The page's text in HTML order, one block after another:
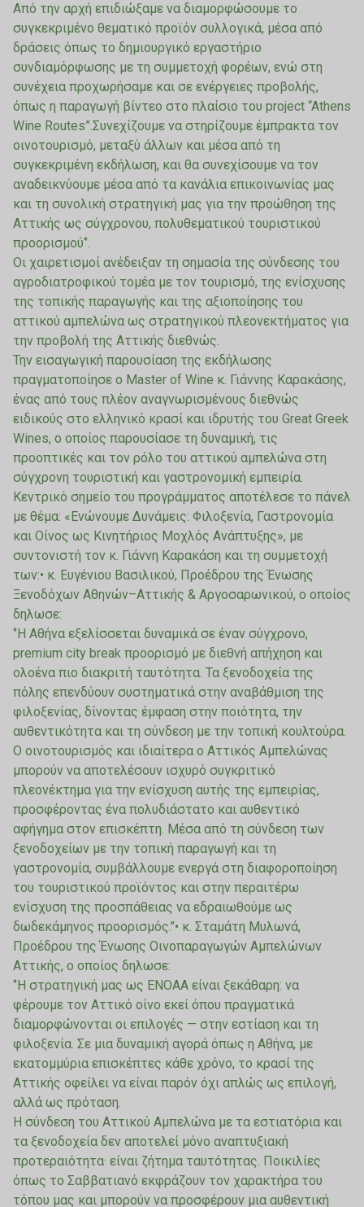
Από την αρχή επιδιώξαμε να διαμορφώσουμε το
συγκεκριμένο θεματικό προϊόν συλλογικά, μέσα από
δράσεις όπως το δημιουργικό εργαστήριο
συνδιαμόρφωσης με τη συμμετοχή φορέων, ενώ στη
συνέχεια προχωρήσαμε και σε ενέργειες προβολής,
όπως η παραγωγή βίντεο στο πλαίσιο του project “Athens
Wine Routes”.Συνεχίζουμε να στηρίζουμε έμπρακτα τον
οινοτουρισμό, μεταξύ άλλων και μέσα από τη
συγκεκριμένη εκδήλωση, και θα συνεχίσουμε να τον
αναδεικνύουμε μέσα από τα κανάλια επικοινωνίας μας
και τη συνολική στρατηγική μας για την προώθηση της
Αττικής ως σύγχρονου, πολυθεματικού τουριστικού
προορισμού‘’.
Οι χαιρετισμοί ανέδειξαν τη σημασία της σύνδεσης του
αγροδιατροφικού τομέα με τον τουρισμό, της ενίσχυσης
της τοπικής παραγωγής και της αξιοποίησης του
αττικού αμπελώνα ως στρατηγικού πλεονεκτήματος για
την προβολή της Αττικής διεθνώς.
Την εισαγωγική παρουσίαση της εκδήλωσης
πραγματοποίησε ο Master of Wine κ. Γιάννης Καρακάσης,
ένας από τους πλέον αναγνωρισμένους διεθνώς
ειδικούς στο ελληνικό κρασί και ιδρυτής του Great Greek
Wines, ο οποίος παρουσίασε τη δυναμική, τις
προοπτικές και τον ρόλο του αττικού αμπελώνα στη
σύγχρονη τουριστική και γαστρονομική εμπειρία.
Κεντρικό σημείο του προγράμματος αποτέλεσε το πάνελ
με θέμα: «Ενώνουμε Δυνάμεις: Φιλοξενία, Γαστρονομία
και Οίνος ως Κινητήριος Μοχλός Ανάπτυξης», με
συντονιστή τον κ. Γιάννη Καρακάση και τη συμμετοχή
των:• κ. Ευγένιου Βασιλικού, Προέδρου της Ένωσης
Ξενοδόχων Αθηνών–Αττικής & Αργοσαρωνικού, ο οποίος
δηλωσε:
‘’Η Αθήνα εξελίσσεται δυναμικά σε έναν σύγχρονο,
premium city break προορισμό με διεθνή απήχηση και
ολοένα πιο διακριτή ταυτότητα. Τα ξενοδοχεία της
πόλης επενδύουν συστηματικά στην αναβάθμιση της
φιλοξενίας, δίνοντας έμφαση στην ποιότητα, την
αυθεντικότητα και τη σύνδεση με την τοπική κουλτούρα.
Ο οινοτουρισμός και ιδιαίτερα ο Αττικός Αμπελώνας
μπορούν να αποτελέσουν ισχυρό συγκριτικό
πλεονέκτημα για την ενίσχυση αυτής της εμπειρίας,
προσφέροντας ένα πολυδιάστατο και αυθεντικό
αφήγημα στον επισκέπτη. Μέσα από τη σύνδεση των
ξενοδοχείων με την τοπική παραγωγή και τη
γαστρονομία, συμβάλλουμε ενεργά στη διαφοροποίηση
του τουριστικού προϊόντος και στην περαιτέρω
ενίσχυση της προσπάθειας να εδραιωθούμε ως
δωδεκάμηνος προορισμός.’’• κ. Σταμάτη Μυλωνά,
Προέδρου της Ένωσης Οινοπαραγωγών Αμπελώνων
Αττικής, ο οποίος δηλωσε:
‘’Η στρατηγική μας ως ΕΝΟΑΑ είναι ξεκάθαρη: να
φέρουμε τον Αττικό οίνο εκεί όπου πραγματικά
διαμορφώνονται οι επιλογές — στην εστίαση και τη
φιλοξενία. Σε μια δυναμική αγορά όπως η Αθήνα, με
εκατομμύρια επισκέπτες κάθε χρόνο, το κρασί της
Αττικής οφείλει να είναι παρόν όχι απλώς ως επιλογή,
αλλά ως πρόταση.
Η σύνδεση του Αττικού Αμπελώνα με τα εστιατόρια και
τα ξενοδοχεία δεν αποτελεί μόνο αναπτυξιακή
προτεραιότητα· είναι ζήτημα ταυτότητας. Ποικιλίες
όπως το Σαββατιανό εκφράζουν τον χαρακτήρα του
τόπου μας και μπορούν να προσφέρουν μια αυθεντική